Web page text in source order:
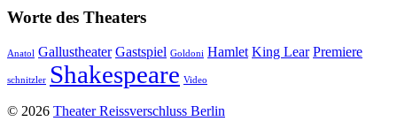
Worte des Theaters
Anatol Gallustheater Gastspiel Goldoni Hamlet King Lear Premiere
schnitzler Shakespeare Video
© 2026 Theater Reissverschluss Berlin